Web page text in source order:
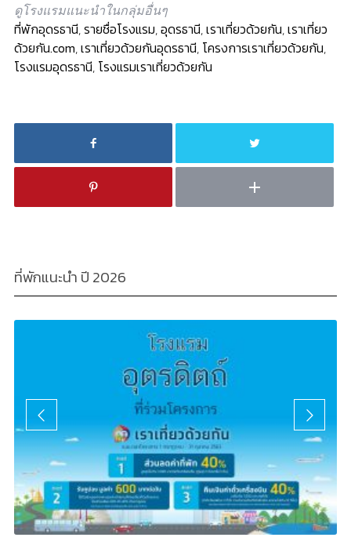
ดูโรงแรมแนะนำในกลุ่มอื่นๆ
ที่พักอุดรธานี,รายชื่อโรงแรม,อุดรธานี,เราเที่ยวด้วยกัน,เราเที่ยว
ด้วยกัน.com,เราเที่ยวด้วยกันอุดรธานี, โครงการเราเที่ยวด้วยกัน,
โรงแรมอุดรธานี, โรงแรมเราเที่ยวด้วยกัน
ที่พักแนะนำ ปี 2026